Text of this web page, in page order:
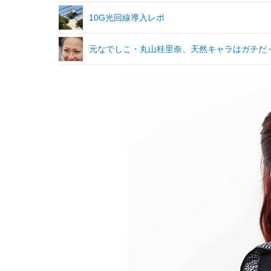
10G光回線導入レポ
元なでしこ・丸山桂里奈、天然キャラはガチ